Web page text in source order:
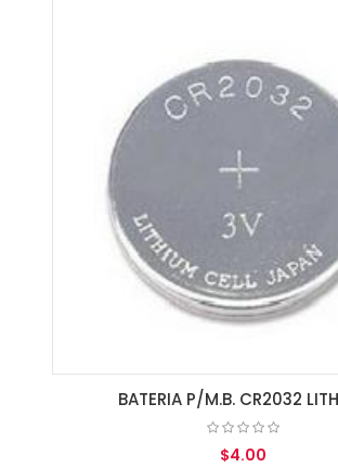
BATERIA P/M.B. CR2032
$4.00